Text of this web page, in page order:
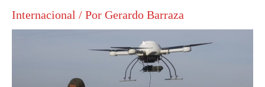
Internacional / Por Gerardo Barraza